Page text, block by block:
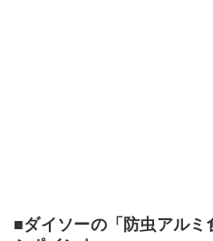
■ダイソーの「防虫アル